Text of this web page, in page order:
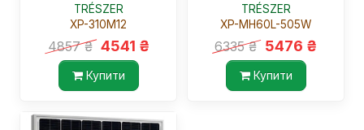
TRÉSZER
XP-310M12
4857 ₴ 4541 ₴
Купити
TRÉSZER
XP-MH60L-505W
6335 ₴ 5476 ₴
Купити